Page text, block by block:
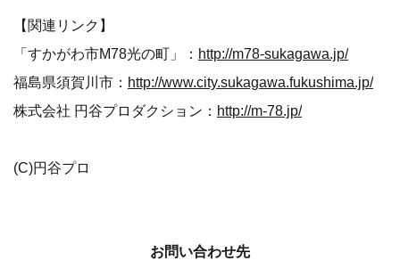
【関連リンク】
「すかがわ市M78光の町」： http://m78-sukagawa.jp/
福島県須賀川市： http://www.city.sukagawa.fukushima.jp/
株式会社 円谷プロダクション： http://m-78.jp/
(C)円谷プロ
お問い合わせ先